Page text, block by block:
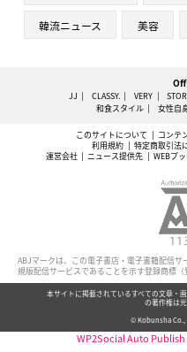
韓流ニュース 美容
JJ CLASSY. VERY
和食スタイル
女性自
このサイトについて コンテ
利用規約
特定商取引法
運営会社
ニュース提供先 WEBプ
ABJマークは、この電子書店・電子書籍配信
規版配信サービスであることを示す登録商標（
本サイトに掲載されているすべての文章・
の著作権は
© Kobunsha Co.,
WP2Social Auto Publish